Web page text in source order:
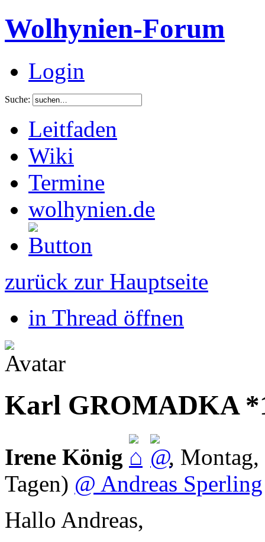
Wolhynien-Forum
Login
Suche:
Leitfaden
Wiki
Termine
wolhynien.de
zurück zur Hauptseite
in Thread öffnen
Karl GROMADKA
Irene König ,
Tagen) @ Andreas Sperling
Hallo Andreas,